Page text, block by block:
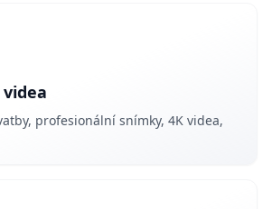
profesionální snímky, 4K videa,